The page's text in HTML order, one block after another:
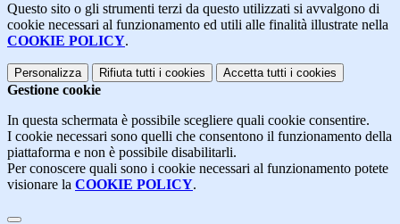
Questo sito o gli strumenti terzi da questo utilizzati si avvalgono di
cookie necessari al funzionamento ed utili alle finalità illustrate nella
COOKIE POLICY.
Personalizza Rifiuta tutti i cookies Accetta tutti i cookies
Gestione cookie
In questa schermata è possibile scegliere quali cookie consentire.
I cookie necessari sono quelli che consentono il funzionamento della
piattaforma e non è possibile disabilitarli.
Per conoscere quali sono i cookie necessari al funzionamento potete
visionare la COOKIE POLICY.